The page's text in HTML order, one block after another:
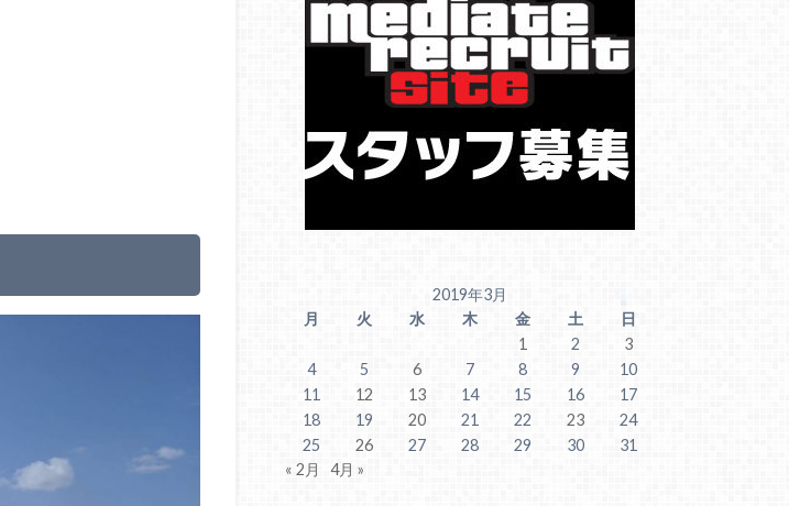
2019年3月
月
火 水 木 金 土
日
1
2
3
4
5 6 7 8 9
10
11
12 13 14 15 16
17
18
19 20 21 22 23
24
25
26 27 28 29 30
31
« 2月
4月 »